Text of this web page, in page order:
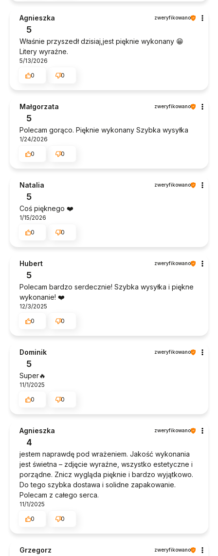
Agnieszka zweryfikowano
5
Właśnie przyszedł dzisiaj,jest pięknie wykonany 😁
Litery wyraźne.
5/13/2026
0
0
Małgorzata zweryfikowano
5
Polecam gorąco. Pięknie wykonany Szybka wysyłka
1/24/2026
0
0
Natalia zweryfikowano
5
Coś pięknego ❤️
1/15/2026
0
0
Hubert zweryfikowano
5
Polecam bardzo serdecznie! Szybka wysyłka i piękne
wykonanie! ❤️
12/3/2025
0
0
Dominik zweryfikowano
5
Super🔥
11/1/2025
0
0
Agnieszka zweryfikowano
4
jestem naprawdę pod wrażeniem. Jakość wykonania
jest świetna – zdjęcie wyraźne, wszystko estetyczne i
porządne. Znicz wygląda pięknie i bardzo wyjątkowo.
Do tego szybka dostawa i solidne zapakowanie.
Polecam z całego serca.
11/1/2025
0
0
Grzegorz zweryfikowano